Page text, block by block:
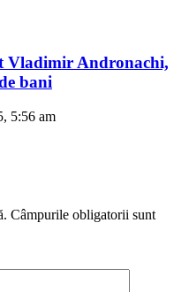
Vladimir Andronachi,
bani
5:56 am
Câmpurile obligatorii sunt